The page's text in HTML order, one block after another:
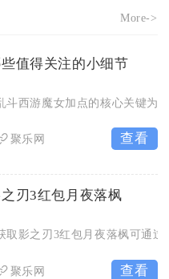
More->
值得关注的小细节
斗西游魔女加点的核心关键为
聚乐网 查看
刃3红包月夜落枫
取影之刃3红包月夜落枫可通
聚乐网 查看